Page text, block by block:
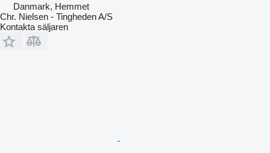
Danmark, Hemmet
Chr. Nielsen - Tingheden A/S
Kontakta säljaren